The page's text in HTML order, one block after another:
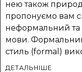
нею також
пропонуємо вам
неформальний та
мови.
стиль (formal)
ДЕТАЛЬНІШЕ